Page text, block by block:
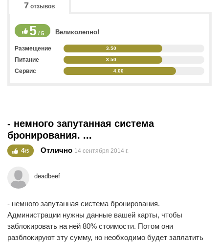
7 отзывов
5 / 5 Великолепно!
Размещение 3.50
Питание 3.50
Сервис 4.00
- немного запутанная система
бронирования. ...
4/5 Отлично 14 сентября 2014 г.
deadbeef
- немного запутанная система бронирования.
Администрации нужны данные вашей карты, чтобы
заблокировать на ней 80% стоимости. Потом они
разблокируют эту сумму, но необходимо будет заплатить